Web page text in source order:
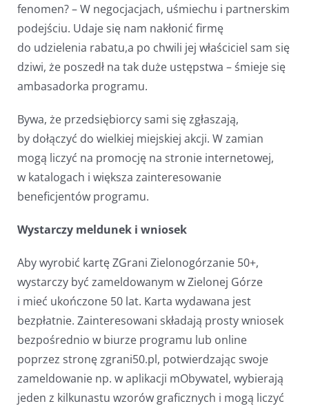
fenomen? – W negocjacjach, uśmiechu i partnerskim
podejściu. Udaje się nam nakłonić firmę
do udzielenia rabatu,a po chwili jej właściciel sam się
dziwi, że poszedł na tak duże ustępstwa – śmieje się
ambasadorka programu.
Bywa, że przedsiębiorcy sami się zgłaszają,
by dołączyć do wielkiej miejskiej akcji. W zamian
mogą liczyć na promocję na stronie internetowej,
w katalogach i większa zainteresowanie
beneficjentów programu.
Wystarczy meldunek i wniosek
Aby wyrobić kartę ZGrani Zielonogórzanie 50+,
wystarczy być zameldowanym w Zielonej Górze
i mieć ukończone 50 lat. Karta wydawana jest
bezpłatnie. Zainteresowani składają prosty wniosek
bezpośrednio w biurze programu lub online
poprzez stronę zgrani50.pl, potwierdzając swoje
zameldowanie np. w aplikacji mObywatel, wybierają
jeden z kilkunastu wzorów graficznych i mogą liczyć